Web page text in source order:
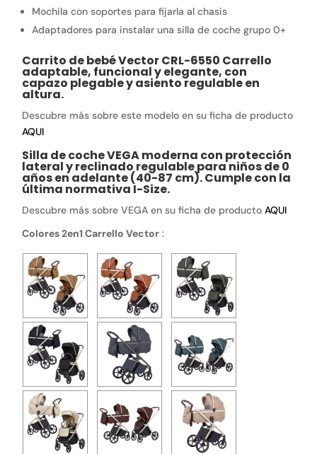
Mochila con soportes para fijarla al chasis
Adaptadores para instalar una silla de coche grupo 0+
Carrito de bebé Vector CRL-6550 Carrello
adaptable, funcional y elegante, con
capazo plegable y asiento regulable en
altura.
Descubre más sobre este modelo en su ficha de producto
AQUI
Silla de coche VEGA moderna con protección
lateral y reclinado regulable para niños de 0
años en adelante (40-87 cm). Cumple con la
última normativa I-Size.
Descubre más sobre VEGA en su ficha de productoAQUI
Colores 2en1 Carrello Vector :